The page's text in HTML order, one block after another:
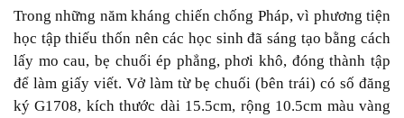
Trong những năm kháng chiến chống Pháp,vì phương tiện
học tập thiếu thốn nên các học sinh đã sáng tạo bằng cách
lấy mo cau, bẹ chuối ép phẳng, phơi khô, đóng thành tập
để làm giấy viết. Vởlàm từbẹ chuối (bên trái) có số đăng
ký G1708, kích thước dài 15.5cm, rộng 10.5cm màu vàng